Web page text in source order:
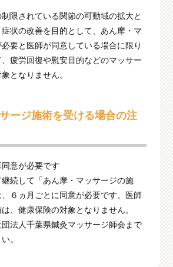
限されている関節の可動域の拡大と
状の改善を目的として、あん摩・マ
要と医師が同意している場合に限り
疲労回復や慰安目的などのマッサー
となりません。
ージ施術を受ける場合の注
意が必要です
続して「あん摩・マッサージの施
６ヵ月ごとに同意が必要です。医師
、健康保険の対象となりません。
法人千葉県鍼灸マッサージ師会まで
。